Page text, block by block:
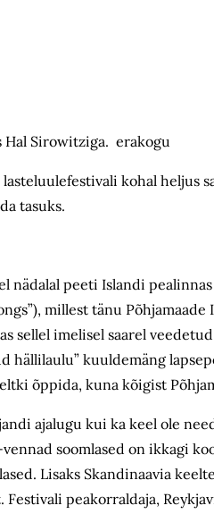
Hal Sirowitziga. erakogu
kohal heljus
tasuks.
nädalal peeti Islandi
millest tänu
sellel imelisel saarel
hällilaulu” kuuldemäng
õppida, kuna kõigist
ajalugu kui ka keel ole
soomlased on ikkagi
Lisaks Skandinaavia
Festivali peakorraldaja,